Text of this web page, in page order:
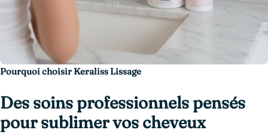
Pourquoi choisir Keraliss Lissage
Des soins professionnels pensés
pour sublimer vos cheveux